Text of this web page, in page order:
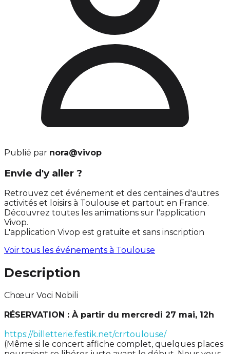
Publié par nora@vivop
Envie d'y aller ?
Retrouvez cet événement et des centaines d'autres
activités et loisirs à Toulouse et partout en France.
Découvrez toutes les animations sur l'application
Vivop.
L'application Vivop est gratuite et sans inscription
Voir tous les événements à Toulouse
Description
Chœur Voci Nobili
RÉSERVATION : À partir du mercredi 27 mai, 12h
https://billetterie.festik.net/crrtoulouse/
(Même si le concert affiche complet, quelques places